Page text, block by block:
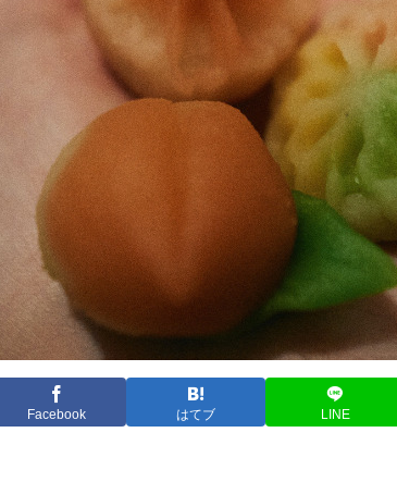
Facebook はてブ LINE